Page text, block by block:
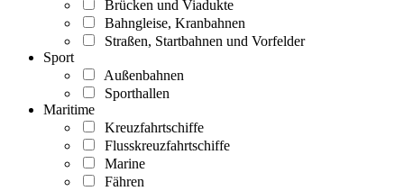
Brücken und Viadukte
Bahngleise, Kranbahnen
Straßen, Startbahnen und Vorfelder
Sport
Außenbahnen
Sporthallen
Maritime
Kreuzfahrtschiffe
Flusskreuzfahrtschiffe
Marine
Fähren